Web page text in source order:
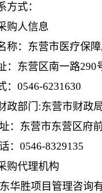
方式：
购人信息
称：东营市医疗保
：东营区南一路290
： 0546-6231630
政部门 :东营市财政
：东营市东营区府
： 0546-8329135
购代理机构
华胜项目管理咨询